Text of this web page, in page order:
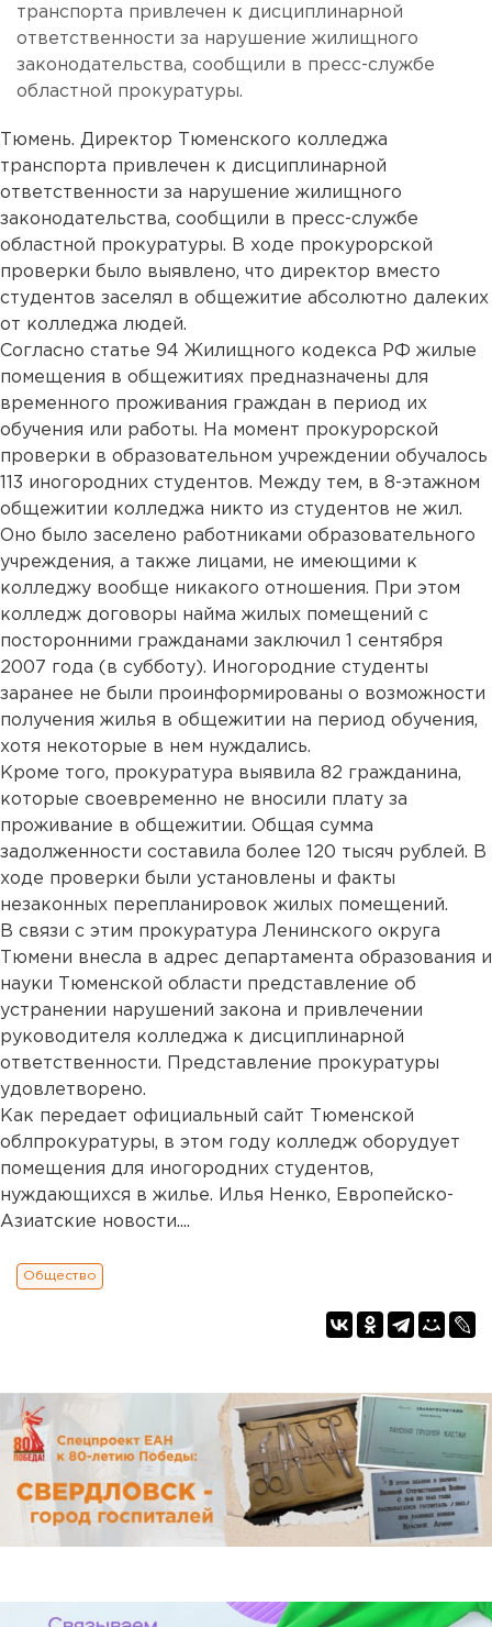
транспорта привлечен к дисциплинарной
ответственности за нарушение жилищного
законодательства, сообщили в пресс-службе
областной прокуратуры.
Тюмень. Директор Тюменского колледжа
транспорта привлечен к дисциплинарной
ответственности за нарушение жилищного
законодательства, сообщили в пресс-службе
областной прокуратуры. В ходе прокурорской
проверки было выявлено, что директор вместо
студентов заселял в общежитие абсолютно далеких
от колледжа людей.
Согласно статье 94 Жилищного кодекса РФ жилые
помещения в общежитиях предназначены для
временного проживания граждан в период их
обучения или работы. На момент прокурорской
проверки в образовательном учреждении обучалось
113 иногородних студентов. Между тем, в 8-этажном
общежитии колледжа никто из студентов не жил.
Оно было заселено работниками образовательного
учреждения, а также лицами, не имеющими к
колледжу вообще никакого отношения. При этом
колледж договоры найма жилых помещений с
посторонними гражданами заключил 1 сентября
2007 года (в субботу). Иногородние студенты
заранее не были проинформированы о возможности
получения жилья в общежитии на период обучения,
хотя некоторые в нем нуждались.
Кроме того, прокуратура выявила 82 гражданина,
которые своевременно не вносили плату за
проживание в общежитии. Общая сумма
задолженности составила более 120 тысяч рублей. В
ходе проверки были установлены и факты
незаконных перепланировок жилых помещений.
В связи с этим прокуратура Ленинского округа
Тюмени внесла в адрес департамента образования и
науки Тюменской области представление об
устранении нарушений закона и привлечении
руководителя колледжа к дисциплинарной
ответственности. Представление прокуратуры
удовлетворено.
Как передает официальный сайт Тюменской
облпрокуратуры, в этом году колледж оборудует
помещения для иногородних студентов,
нуждающихся в жилье. Илья Ненко, Европейско-
Азиатские новости....
Общество